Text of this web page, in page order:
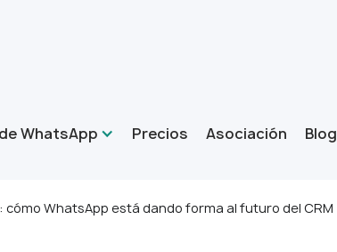
WhatsApp Precios Asociación Blog
WhatsApp está dando forma al futuro del CRM